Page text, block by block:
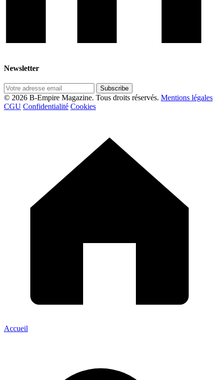
Newsletter
Subscribe
© 2026 B-Empire Magazine. Tous droits réservés. Mentions légales
CGU Confidentialité Cookies
Accueil